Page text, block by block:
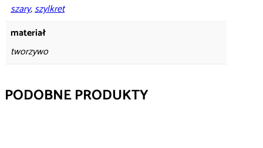
szary,szylkret
materiał
tworzywo
PODOBNE PRODUKTY